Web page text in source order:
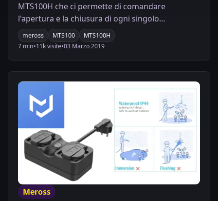
MTS100H che ci permette di comandare
l'apertura e la chiusura di ogni singolo
termosifone rendendo il nostro sistema di
riscaldamento SMART. Codice Sconto 50%
meross MTS100
MTS100H
7 min•11k visite•03 Marzo 2019
Meross